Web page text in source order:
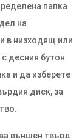
папка
на
в низходящ или
десния бутон
и да изберете
диск, за
външен твърд